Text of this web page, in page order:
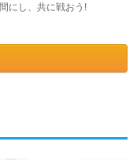
にし、共に戦おう!